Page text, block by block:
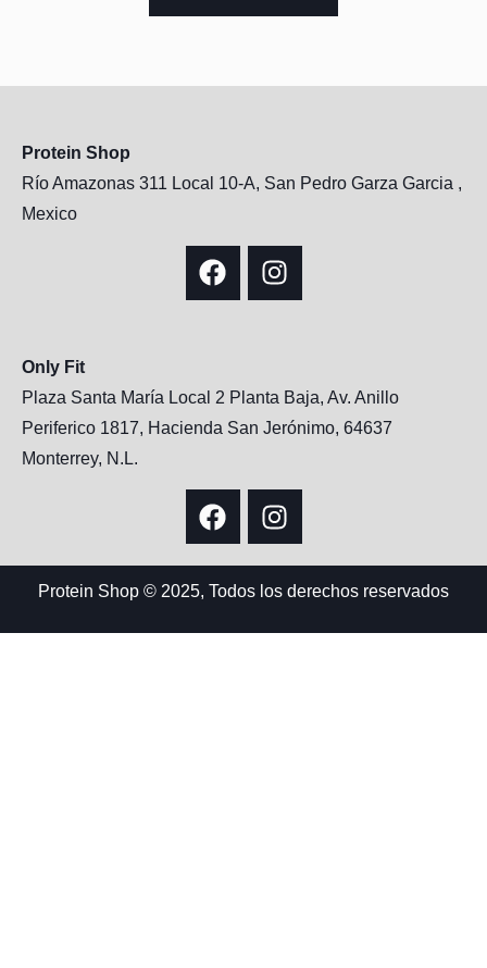
Protein Shop
Río Amazonas 311 Local 10-A, San Pedro Garza Garcia ,
Mexico
Only Fit
Plaza Santa María Local 2 Planta Baja, Av. Anillo
Periferico 1817, Hacienda San Jerónimo, 64637
Monterrey, N.L.
Protein Shop © 2025, Todos los derechos reservados